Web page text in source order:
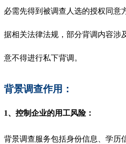
必需先得到被调查人选的授权同意
据相关法律法规，部分背调内容涉
意不得进行私下背调。
背景调查作用：
1、控制企业的用工风险：
背景调查服务包括身份信息、学历